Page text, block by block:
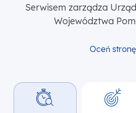
Serwisem zarządza
Województwa
Oceń stronę